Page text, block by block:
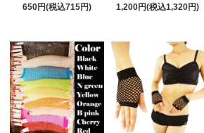
650円(税込715円) 1,200円(税込1,320円)